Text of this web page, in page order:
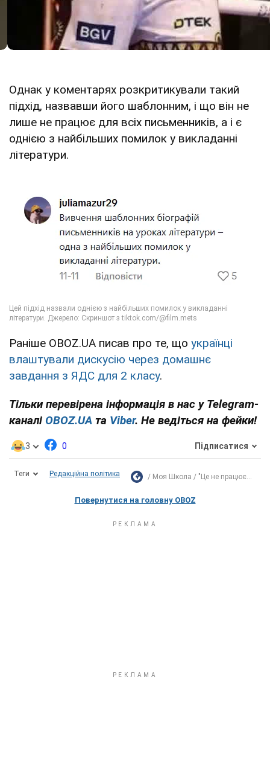
Однак у коментарях розкритикували такий
підхід, назвавши його шаблонним, і що він не
лише не працює для всіх письменників, а і є
однією з найбільших помилок у викладанні
літератури.
Раніше OBOZ.UA писав про те, що українці
влаштували дискусію через домашнє
завдання з ЯДС для 2 класу.
Тільки перевірена інформація в нас у Telegram-
каналі OBOZ.UA та Viber. Не ведіться на фейки!
3 0 Підписатися
Теги Редакційна політика Моя Школа "Це не працює...
Повернутися на головну OBOZ